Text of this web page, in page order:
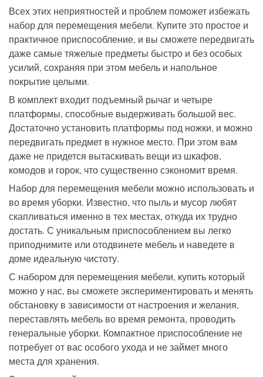
Всех этих неприятностей и проблем поможет избежать
набор для перемещения мебели. Купите это простое и
практичное приспособление, и вы сможете передвигать
даже самые тяжелые предметы быстро и без особых
усилий, сохраняя при этом мебель и напольное
покрытие целыми.
В комплект входит подъемный рычаг и четыре
платформы, способные выдерживать большой вес.
Достаточно установить платформы под ножки, и можно
передвигать предмет в нужное место. При этом вам
даже не придется вытаскивать вещи из шкафов,
комодов и горок, что существенно сэкономит время.
Набор для перемещения мебели можно использовать и
во время уборки. Известно, что пыль и мусор любят
скапливаться именно в тех местах, откуда их трудно
достать. С уникальным приспособлением вы легко
приподнимите или отодвинете мебель и наведете в
доме идеальную чистоту.
С набором для перемещения мебели, купить который
можно у нас, вы сможете экспериментировать и менять
обстановку в зависимости от настроения и желания,
переставлять мебель во время ремонта, проводить
генеральные уборки. Компактное приспособление не
потребует от вас особого ухода и не займет много
места для хранения.